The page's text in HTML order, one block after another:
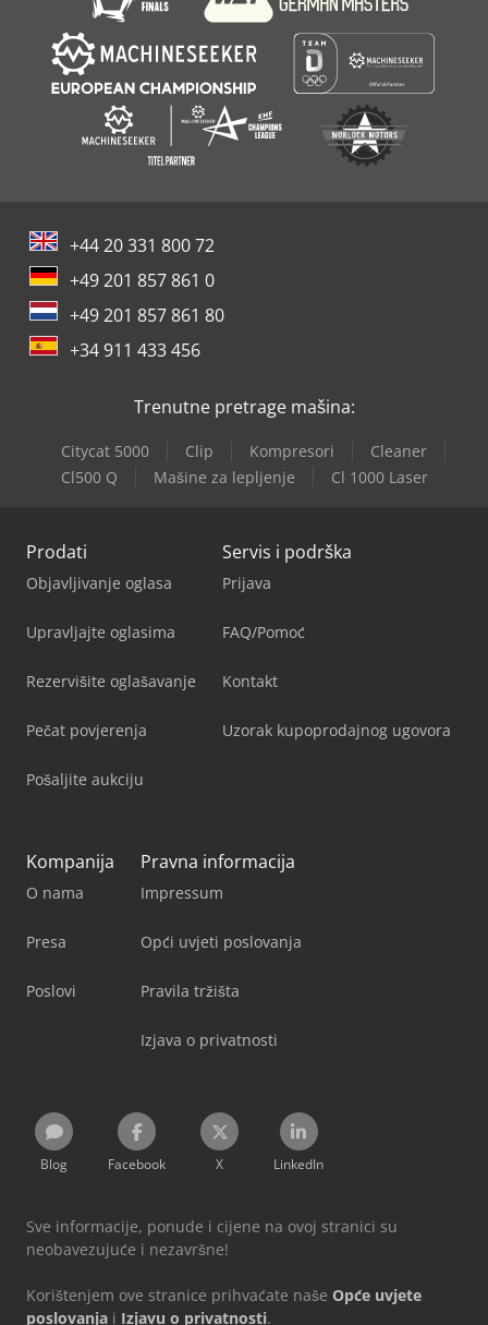
+44 20 331 800 72
+49 201 857 861 0
+49 201 857 861 80
+34 911 433 456
Trenutne pretrage mašina:
Citycat 5000 Clip Kompresori
Cleaner
Cl500 Q
Mašine za lepljenje Cl 1000 Laser
Prodati
Objavljivanje oglasa
Upravljajte oglasima
Rezervišite oglašavanje
Pečat povjerenja
Pošaljite aukciju
Servis i podrška
Prijava
FAQ/Pomoć
Kontakt
Uzorak kupoprodajnog ugovora
Kompanija
O nama
Presa
Poslovi
Pravna informacija
Impressum
Opći uvjeti poslovanja
Pravila tržišta
Izjava o privatnosti
Blog Facebook X LinkedIn
Sve informacije, ponude i cijene na ovoj stranici su
neobavezujuće i nezavršne!
Korištenjem ove stranice prihvaćate naše Opće uvjete
poslovanja i Izjavu o privatnosti.